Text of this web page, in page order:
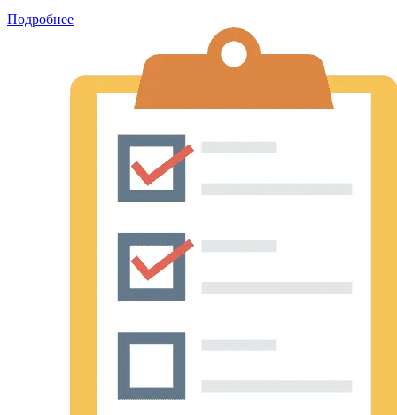
Подробнее